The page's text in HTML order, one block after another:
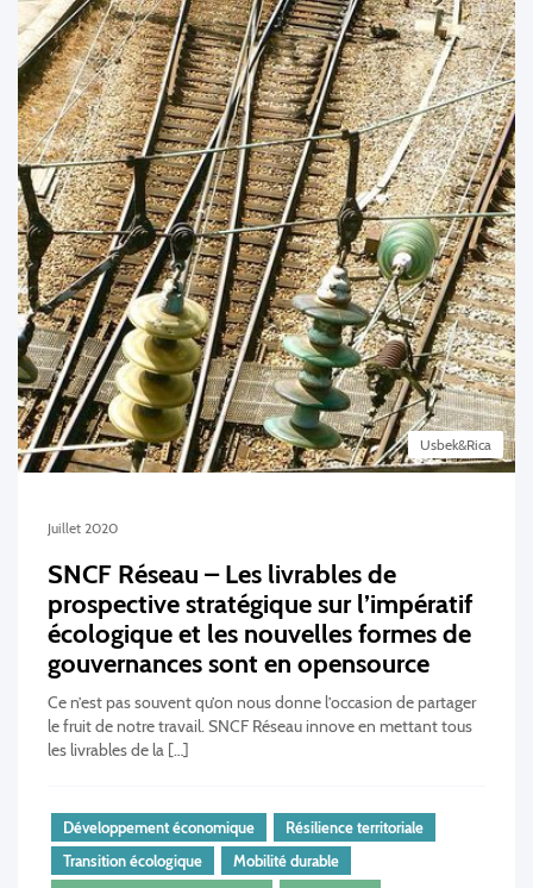
Usbek&Rica
Juillet 2020
SNCF Réseau – Les livrables de
prospective stratégique sur l’impératif
écologique et les nouvelles formes de
gouvernances sont en opensource
Ce n’est pas souvent qu’on nous donne l’occasion de partager
le fruit de notre travail. SNCF Réseau innove en mettant tous
les livrables de la […]
Développement économique
Résilience territoriale
Transition écologique
Mobilité durable